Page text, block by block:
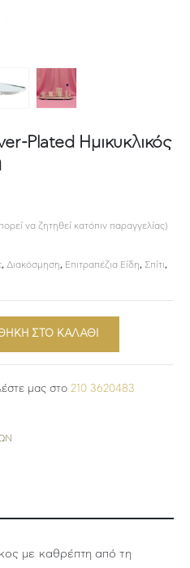
Plated Ημικυκλικός
να ζητηθεί κατόπιν παραγγελίας)
, Διακόσμηση, Επιτραπέζια Είδη, Σπίτι,
ΣΤΟ ΚΑΛΑΘΙ
μας στο 210 3620483
με καθρέπτη από τη